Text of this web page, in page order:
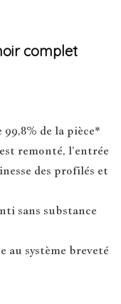
complet
de la pièce*
remonté, l’entrée
des profilés et
sans substance
système breveté